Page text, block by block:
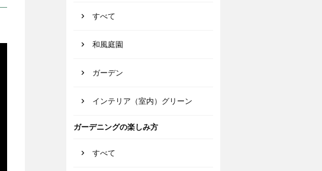
すべて
和風庭園
ガーデン
インテリア（室内）グリーン
ガーデニングの楽しみ方
すべて